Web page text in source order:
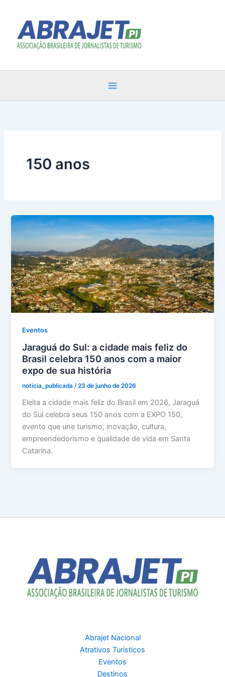
conteúdo
150 anos
Eventos
Jaraguá do Sul: a cidade mais feliz do
Brasil celebra 150 anos com a maior
expo de sua história
noticia_publicada/23 de junho de 2026
Eleita a cidade mais feliz do Brasil em 2026, Jaraguá
do Sul celebra seus 150 anos com a EXPO 150,
evento que une turismo, inovação, cultura,
empreendedorismo e qualidade de vida em Santa
Catarina.
Abrajet Nacional
Atrativos Turisticos
Eventos
Destinos